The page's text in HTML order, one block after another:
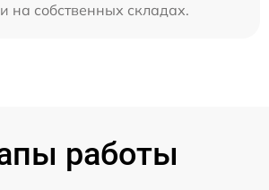
на собственных складах.
работы